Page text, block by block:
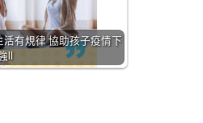
活有規律 協助孩子疫情下
II